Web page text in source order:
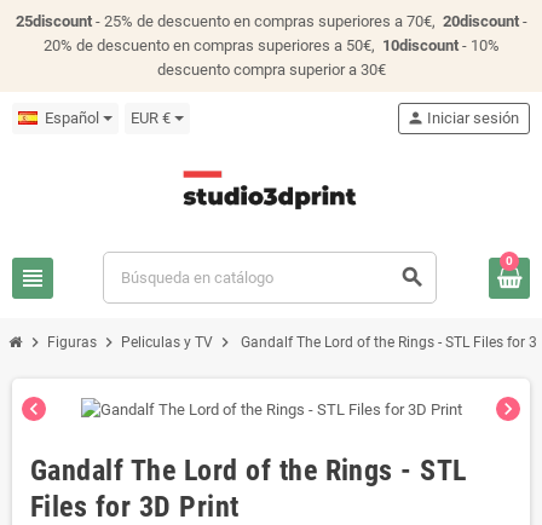
25discount- 25% de descuento en compras superiores a 70€, 20discount-
20% de descuento en compras superiores a 50€, 10discount- 10%
descuento compra superior a 30€
Español EUR €
view_headline search
person Iniciar sesión
0
chevron_right Figuras chevron_right Peliculas y TV chevron_right Gandalf The Lord of the Rings - STL Files for
chevron_left chevron_right
Gandalf The Lord of the Rings - STL
Files for 3D Print